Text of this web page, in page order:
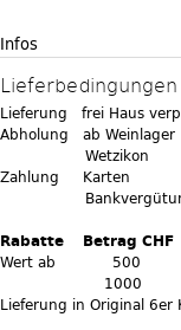
Infos
Lieferbedingungen
Lieferung frei Haus
Abholung ab Weinlager
Wetzikon
Zahlung Karten
Rabatte Betrag
Wert ab
1000
Lieferung in Original 6er